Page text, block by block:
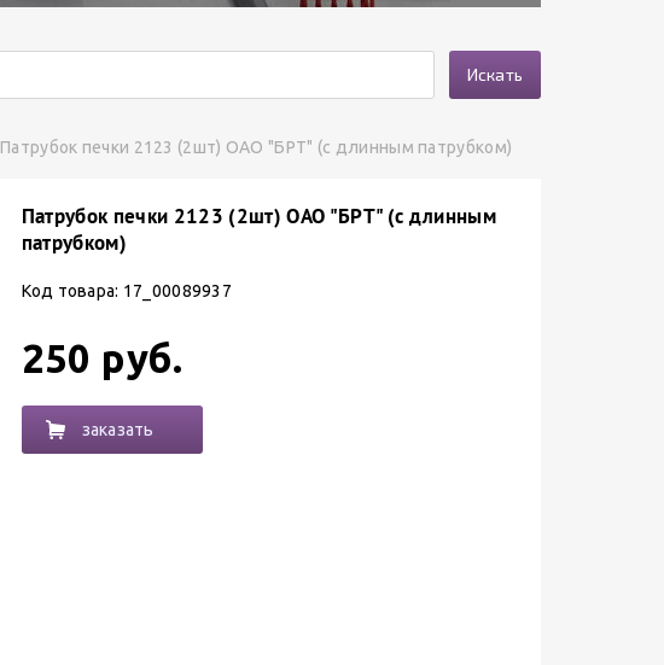
Искать
Патрубок печки 2123 (2шт) ОАО "БРТ" (с длинным патрубком)
Патрубок печки 2123 (2шт) ОАО "БРТ" (с длинным
патрубком)
Код товара: 17_00089937
250 руб.
заказать